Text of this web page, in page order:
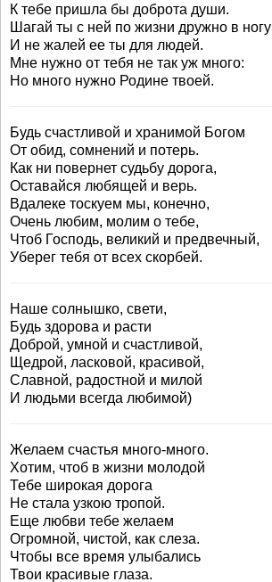
К тебе пришла бы доброта души.
Шагай ты с ней по жизни дружно в ногу
И не жалей ее ты для людей.
Мне нужно от тебя не так уж много:
Но много нужно Родине твоей.
Будь счастливой и хранимой Богом
От обид, сомнений и потерь.
Как ни повернет судьбу дорога,
Оставайся любящей и верь.
Вдалеке тоскуем мы, конечно,
Очень любим, молим о тебе,
Чтоб Господь, великий и предвечный,
Уберег тебя от всех скорбей.
Наше солнышко, свети,
Будь здорова и расти
Доброй, умной и счастливой,
Щедрой, ласковой, красивой,
Славной, радостной и милой
И людьми всегда любимой)
Желаем счастья много-много.
Хотим, чтоб в жизни молодой
Тебе широкая дорога
Не стала узкою тропой.
Еще любви тебе желаем
Огромной, чистой, как слеза.
Чтобы все время улыбались
Твои красивые глаза.